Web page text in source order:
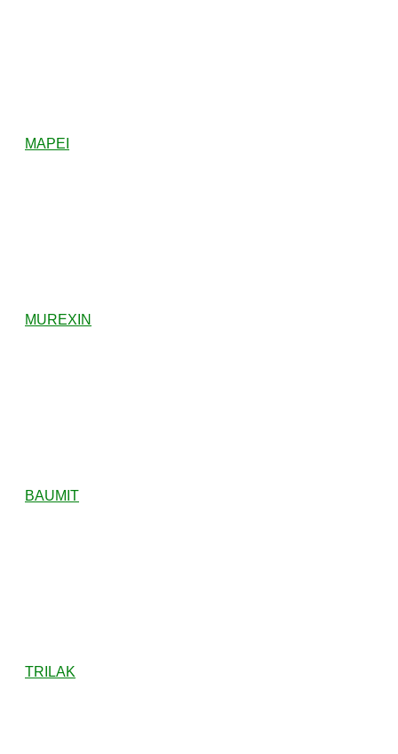
MAPEI
MUREXIN
BAUMIT
TRILAK